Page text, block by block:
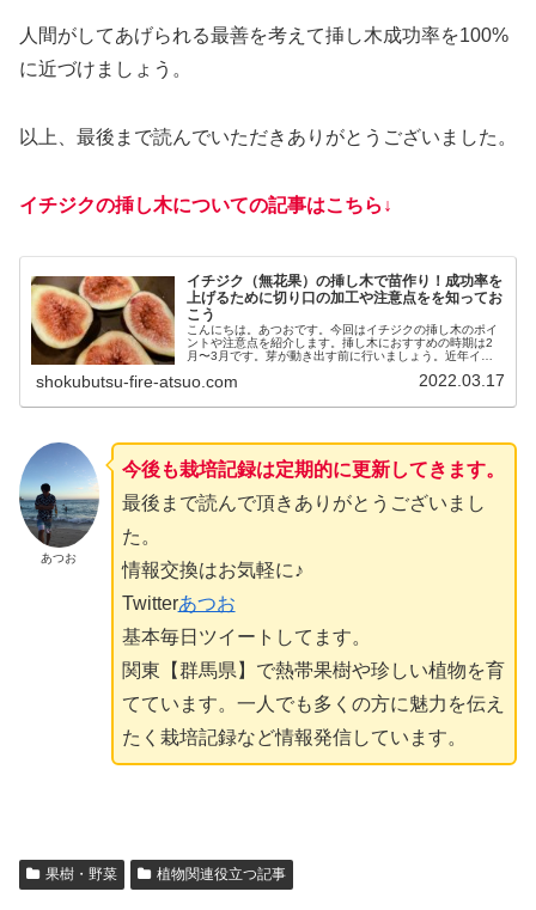
人間がしてあげられる最善を考えて挿し木成功率を100%
に近づけましょう。
以上、最後まで読んでいただきありがとうございました。
イチジクの挿し木についての記事はこちら↓
イチジク（無花果）の挿し木で苗作り！成功率を
上げるために切り口の加工や注意点をを知ってお
こう
こんにちは。あつおです。今回はイチジクの挿し木のポイ
ントや注意点を紹介します。挿し木におすすめの時期は2
月〜3月です。芽が動き出す前に行いましょう。近年イチ
で安価で手に入ります。今回挿し木...
shokubutsu-fire-atsuo.com 2022.03.17
あつお
今後も栽培記録は定期的に更新してきます。
最後まで読んで頂きありがとうございまし
た。
情報交換はお気軽に♪
Twitterあつお
基本毎日ツイートしてます。
関東【群馬県】で熱帯果樹や珍しい植物を育
てています。一人でも多くの方に魅力を伝え
たく栽培記録など情報発信しています。
果樹・野菜 植物関連役立つ記事